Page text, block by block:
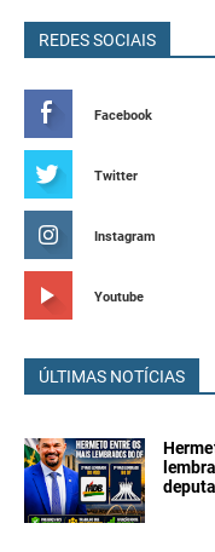
REDES SOCIAIS
Facebook
Twitter
Instagram
Youtube
ÚLTIMAS NOTÍCIAS